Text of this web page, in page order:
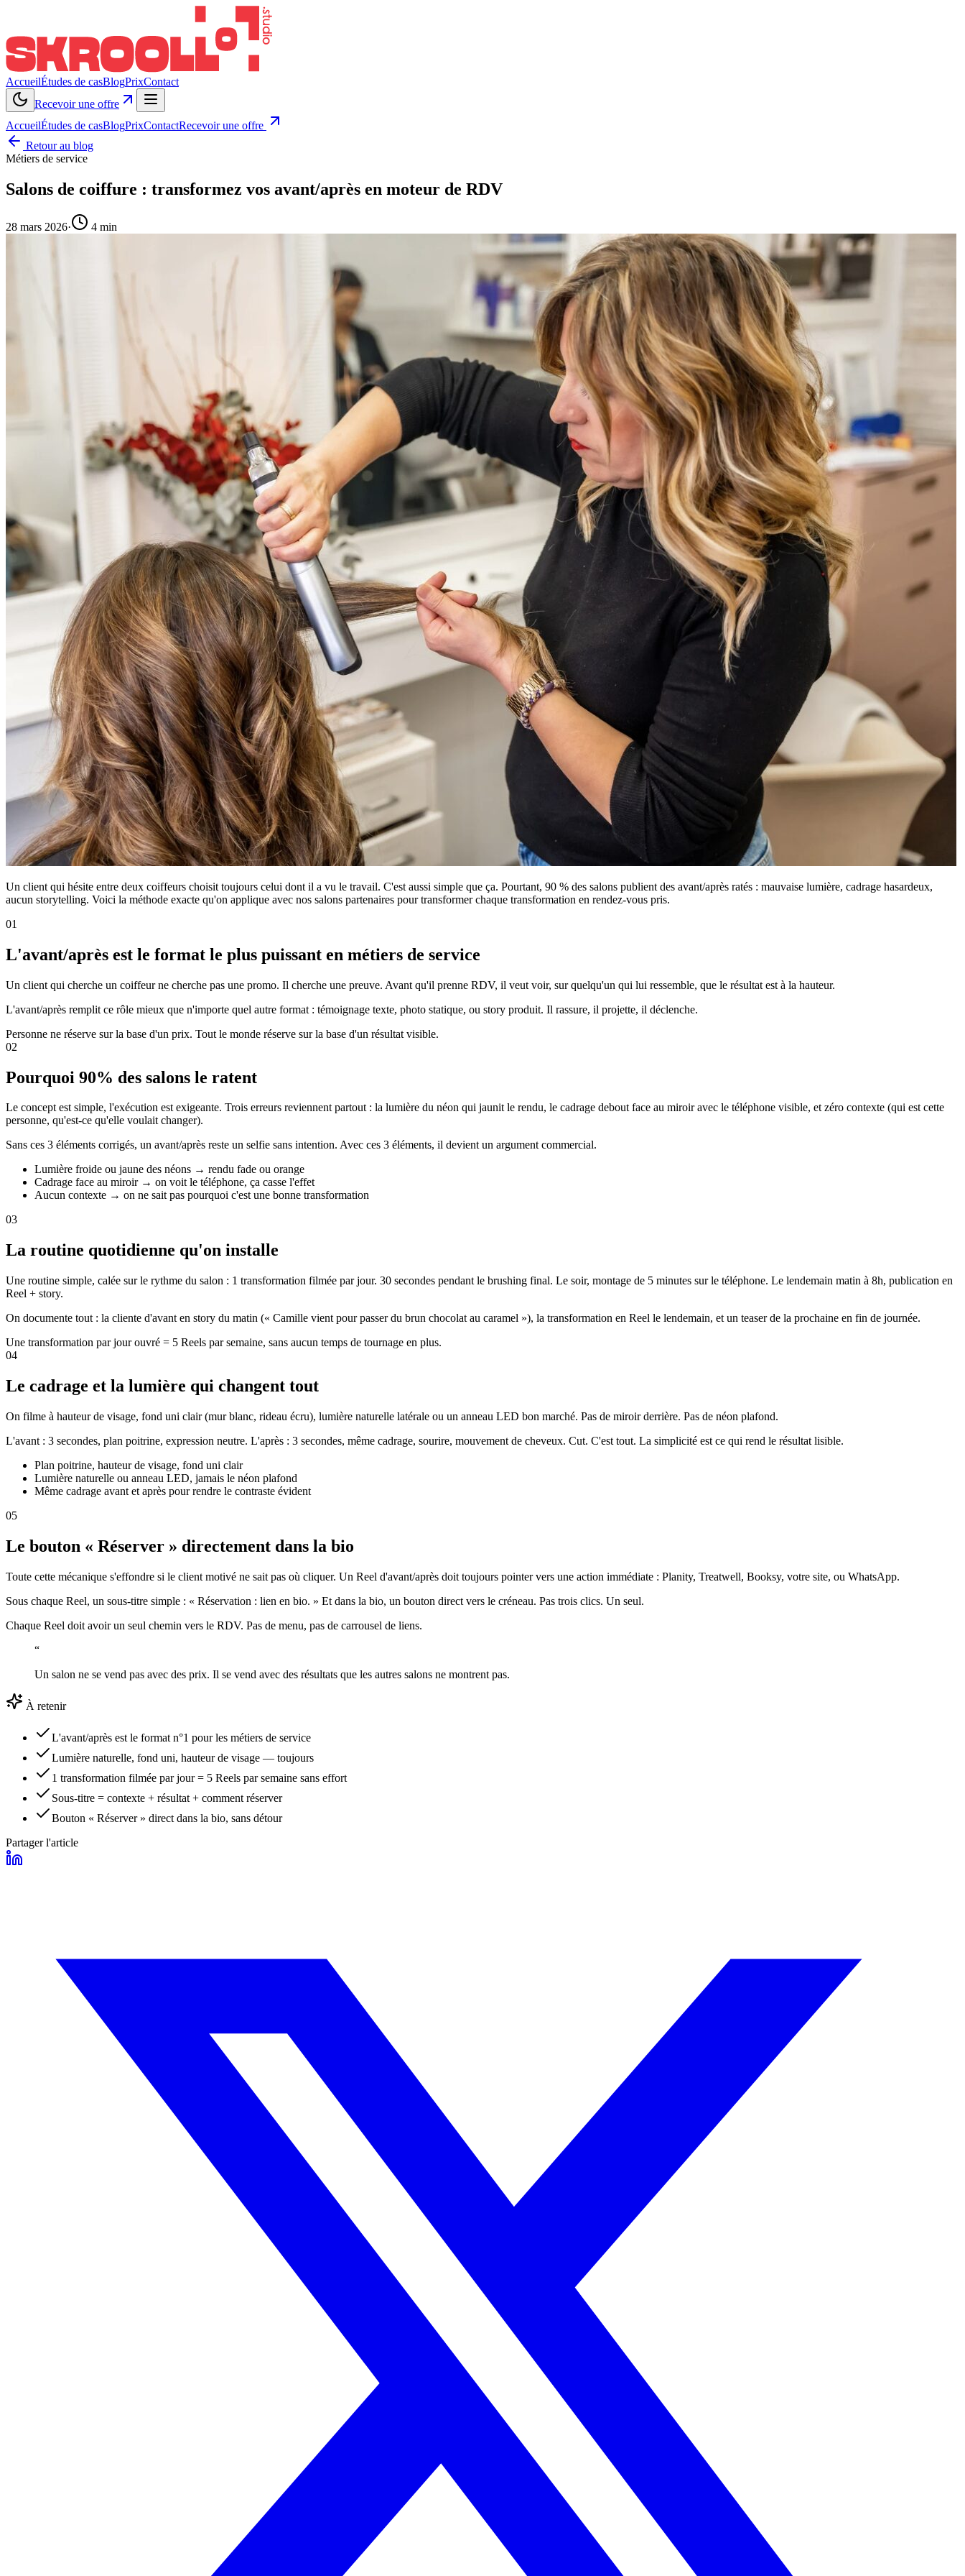
AccueilÉtudes de casBlogPrixContact
Recevoir une offre
AccueilÉtudes de casBlogPrixContactRecevoir une offre
Retour au blog
Métiers de service
Salons de coiffure : transformez vos avant/après en moteur de RDV
28 mars 2026· 4 min
Un client qui hésite entre deux coiffeurs choisit toujours celui dont il a vu le travail. C'est aussi simple que ça. Pourtant, 90 % des salons publient des avant/après ratés : mauvaise lumière, cadrage hasardeux,
aucun storytelling. Voici la méthode exacte qu'on applique avec nos salons partenaires pour transformer chaque transformation en rendez-vous pris.
01
L'avant/après est le format le plus puissant en métiers de service
Un client qui cherche un coiffeur ne cherche pas une promo. Il cherche une preuve. Avant qu'il prenne RDV, il veut voir, sur quelqu'un qui lui ressemble, que le résultat est à la hauteur.
L'avant/après remplit ce rôle mieux que n'importe quel autre format : témoignage texte, photo statique, ou story produit. Il rassure, il projette, il déclenche.
Personne ne réserve sur la base d'un prix. Tout le monde réserve sur la base d'un résultat visible.
02
Pourquoi 90% des salons le ratent
Le concept est simple, l'exécution est exigeante. Trois erreurs reviennent partout : la lumière du néon qui jaunit le rendu, le cadrage debout face au miroir avec le téléphone visible, et zéro contexte (qui est cette
personne, qu'est-ce qu'elle voulait changer).
Sans ces 3 éléments corrigés, un avant/après reste un selfie sans intention. Avec ces 3 éléments, il devient un argument commercial.
Lumière froide ou jaune des néons → rendu fade ou orange
Cadrage face au miroir → on voit le téléphone, ça casse l'effet
Aucun contexte → on ne sait pas pourquoi c'est une bonne transformation
03
La routine quotidienne qu'on installe
Une routine simple, calée sur le rythme du salon : 1 transformation filmée par jour. 30 secondes pendant le brushing final. Le soir, montage de 5 minutes sur le téléphone. Le lendemain matin à 8h, publication en
Reel + story.
On documente tout : la cliente d'avant en story du matin (« Camille vient pour passer du brun chocolat au caramel »), la transformation en Reel le lendemain, et un teaser de la prochaine en fin de journée.
Une transformation par jour ouvré = 5 Reels par semaine, sans aucun temps de tournage en plus.
04
Le cadrage et la lumière qui changent tout
On filme à hauteur de visage, fond uni clair (mur blanc, rideau écru), lumière naturelle latérale ou un anneau LED bon marché. Pas de miroir derrière. Pas de néon plafond.
L'avant : 3 secondes, plan poitrine, expression neutre. L'après : 3 secondes, même cadrage, sourire, mouvement de cheveux. Cut. C'est tout. La simplicité est ce qui rend le résultat lisible.
Plan poitrine, hauteur de visage, fond uni clair
Lumière naturelle ou anneau LED, jamais le néon plafond
Même cadrage avant et après pour rendre le contraste évident
05
Le bouton « Réserver » directement dans la bio
Toute cette mécanique s'effondre si le client motivé ne sait pas où cliquer. Un Reel d'avant/après doit toujours pointer vers une action immédiate : Planity, Treatwell, Booksy, votre site, ou WhatsApp.
Sous chaque Reel, un sous-titre simple : « Réservation : lien en bio. » Et dans la bio, un bouton direct vers le créneau. Pas trois clics. Un seul.
Chaque Reel doit avoir un seul chemin vers le RDV. Pas de menu, pas de carrousel de liens.
“
Un salon ne se vend pas avec des prix. Il se vend avec des résultats que les autres salons ne montrent pas.
À retenir
L'avant/après est le format n°1 pour les métiers de service
Lumière naturelle, fond uni, hauteur de visage — toujours
1 transformation filmée par jour = 5 Reels par semaine sans effort
Sous-titre = contexte + résultat + comment réserver
Bouton « Réserver » direct dans la bio, sans détour
Partager l'article